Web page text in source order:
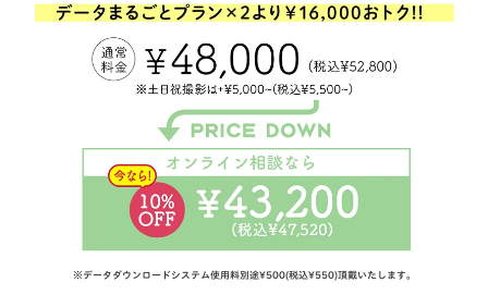
※データダウンロードシステム使用料別途¥500(税込¥550)頂戴いたします。